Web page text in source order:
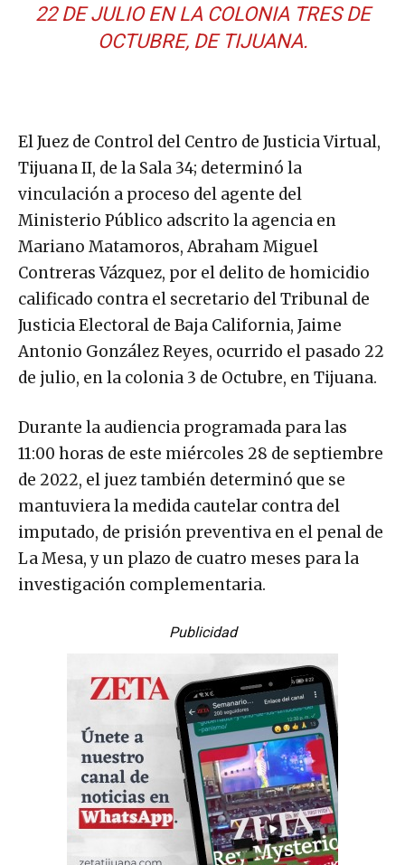
22 DE JULIO EN LA COLONIA TRES DE
OCTUBRE, DE TIJUANA.
El Juez de Control del Centro de Justicia Virtual,
Tijuana II, de la Sala 34; determinó la
vinculación a proceso del agente del
Ministerio Público adscrito la agencia en
Mariano Matamoros, Abraham Miguel
Contreras Vázquez, por el delito de homicidio
calificado contra el secretario del Tribunal de
Justicia Electoral de Baja California, Jaime
Antonio González Reyes, ocurrido el pasado 22
de julio, en la colonia 3 de Octubre, en Tijuana.
Durante la audiencia programada para las
11:00 horas de este miércoles 28 de septiembre
de 2022, el juez también determinó que se
mantuviera la medida cautelar contra del
imputado, de prisión preventiva en el penal de
La Mesa, y un plazo de cuatro meses para la
investigación complementaria.
Publicidad